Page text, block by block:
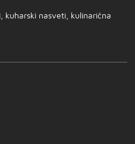
kuharski nasveti, kulinarična